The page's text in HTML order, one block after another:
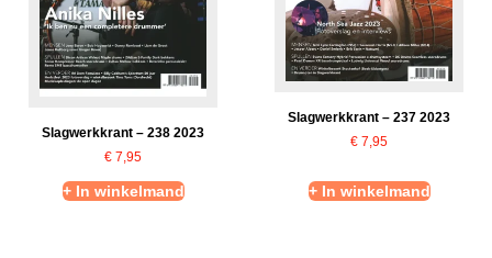
Slagwerkkrant – 238 2023
€ 7,95
+ In winkelmand
Slagwerkkrant – 237 2023
€ 7,95
+ In winkelmand